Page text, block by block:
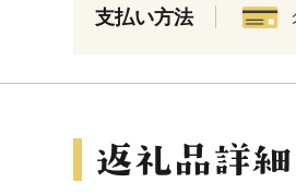
支払い方法